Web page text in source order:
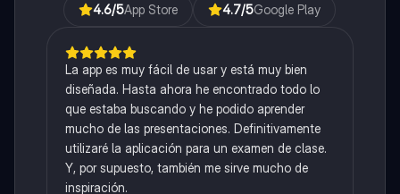
4.6/5App Store 4.7/5Google Play
La app es muy fácil de usar y está muy bien
diseñada. Hasta ahora he encontrado todo lo
que estaba buscando y he podido aprender
mucho de las presentaciones. Definitivamente
utilizaré la aplicación para un examen de clase.
Y, por supuesto, también me sirve mucho de
inspiración.